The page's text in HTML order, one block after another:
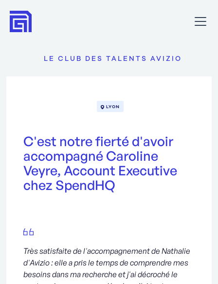
LE CLUB DES TALENTS AVIZIO
LYON
C'est notre fierté d'avoir
accompagné Caroline
Veyre, Account Executive
chez SpendHQ
Très satisfaite de l'accompagnement de Nathalie
d'Avizio : elle a pris le temps de comprendre mes
besoins dans ma recherche et j'ai décroché le